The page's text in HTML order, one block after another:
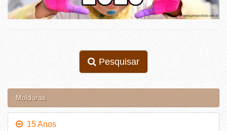
Pesquisar
Molduras
15 Anos